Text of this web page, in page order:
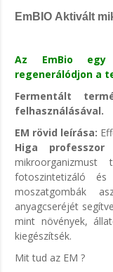
EmBIO Aktivált
Az EmBio
regenerálódjon a
Fermentált
felhasználásával.
EM rövid leírása:
Higa professzor
fotoszintetizáló
moszatgombák
anyagcseréjét
mint növények,
kiegészítsék.
Mit tud az EM ?